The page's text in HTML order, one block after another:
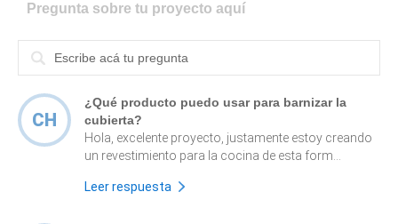
Pregunta sobre tu proyecto aquí
CH
¿Qué producto puedo usar para barnizar la
cubierta?
Hola, excelente proyecto, justamente estoy creando
un revestimiento para la cocina de esta form...
Leer respuesta